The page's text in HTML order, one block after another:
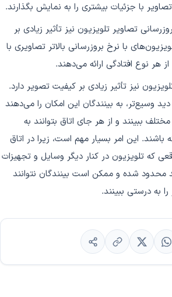
تصاویر با جزئیات بیشتری را به نمایش بگذارند.
تصاویر تلویزیون نیز تأثیر زیادی بر
با نرخ بروزرسانی بالاتر تصاویری با
هر نوع افتادگی ارائه می‌دهند.
نیز تأثیر زیادی بر کیفیت تصویر دارد.
دید وسیع‌تر، به بینندگان این امکان را می‌دهند
ببینند و از هر جای اتاق بتوانند به
این امر بسیار مهم است، زیرا در اتاق
که تلویزیون در کنار دیگر وسایل و تجهیزات
محدود شده و ممکن است بینندگان نتوانند
به درستی ببینند.